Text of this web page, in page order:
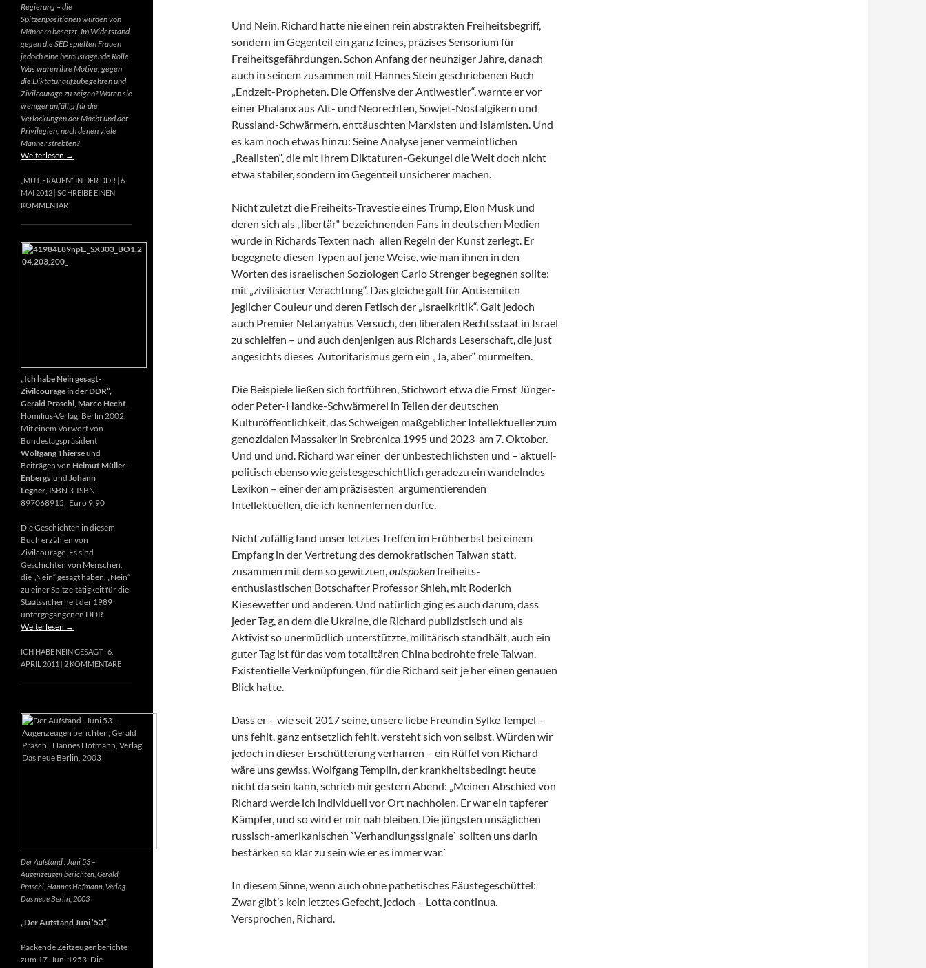
Und Nein, Richard hatte nie einen rein abstrakten Freiheitsbegriff,
sondern im Gegenteil ein ganz feines, präzises Sensorium für
Freiheitsgefährdungen. Schon Anfang der neunziger Jahre, danach
auch in seinem zusammen mit Hannes Stein geschriebenen Buch
„Endzeit-Propheten. Die Offensive der Antiwestler“, warnte er vor
einer Phalanx aus Alt- und Neorechten, Sowjet-Nostalgikern und
Russland-Schwärmern, enttäuschten Marxisten und Islamisten. Und
es kam noch etwas hinzu: Seine Analyse jener vermeintlichen
„Realisten“, die mit Ihrem Diktaturen-Gekungel die Welt doch nicht
etwa stabiler, sondern im Gegenteil unsicherer machen.
Nicht zuletzt die Freiheits-Travestie eines Trump, Elon Musk und
deren sich als „libertär“ bezeichnenden Fans in deutschen Medien
wurde in Richards Texten nach allen Regeln der Kunst zerlegt. Er
begegnete diesen Typen auf jene Weise, wie man ihnen in den
Worten des israelischen Soziologen Carlo Strenger begegnen sollte:
mit „zivilisierter Verachtung“. Das gleiche galt für Antisemiten
jeglicher Couleur und deren Fetisch der „Israelkritik“. Galt jedoch
auch Premier Netanyahus Versuch, den liberalen Rechtsstaat in Israel
zu schleifen – und auch denjenigen aus Richards Leserschaft, die just
angesichts dieses Autoritarismus gern ein „Ja, aber“ murmelten.
Die Beispiele ließen sich fortführen, Stichwort etwa die Ernst Jünger-
oder Peter-Handke-Schwärmerei in Teilen der deutschen
Kulturöffentlichkeit, das Schweigen maßgeblicher Intellektueller zum
genozidalen Massaker in Srebrenica 1995 und 2023 am 7. Oktober.
Und und und. Richard war einer der unbestechlichsten und – aktuell-
politisch ebenso wie geistesgeschichtlich geradezu ein wandelndes
Lexikon – einer der am präzisesten argumentierenden
Intellektuellen, die ich kennenlernen durfte.
Nicht zufällig fand unser letztes Treffen im Frühherbst bei einem
Empfang in der Vertretung des demokratischen Taiwan statt,
zusammen mit dem so gewitzten, outspokenfreiheits-
enthusiastischen Botschafter Professor Shieh, mit Roderich
Kiesewetter und anderen. Und natürlich ging es auch darum, dass
jeder Tag, an dem die Ukraine, die Richard publizistisch und als
Aktivist so unermüdlich unterstützte, militärisch standhält, auch ein
guter Tag ist für das vom totalitären China bedrohte freie Taiwan.
Existentielle Verknüpfungen, für die Richard seit je her einen genauen
Blick hatte.
Dass er – wie seit 2017 seine, unsere liebe Freundin Sylke Tempel –
uns fehlt, ganz entsetzlich fehlt, versteht sich von selbst. Würden wir
jedoch in dieser Erschütterung verharren – ein Rüffel von Richard
wäre uns gewiss. Wolfgang Templin, der krankheitsbedingt heute
nicht da sein kann, schrieb mir gestern Abend: „Meinen Abschied von
Richard werde ich individuell vor Ort nachholen. Er war ein tapferer
Kämpfer, und so wird er mir nah bleiben. Die jüngsten unsäglichen
russisch-amerikanischen `Verhandlungssignale` sollten uns darin
bestärken so klar zu sein wie er es immer war.´
In diesem Sinne, wenn auch ohne pathetisches Fäustegeschüttel:
Zwar gibt’s kein letztes Gefecht, jedoch – Lotta continua.
Versprochen, Richard.
Regierung – die
Spitzenpositionen wurden von
Männern besetzt. Im Widerstand
gegen die SED spielten Frauen
jedoch eine herausragende Rolle.
Was waren ihre Motive, gegen
die Diktatur aufzubegehren und
Zivilcourage zu zeigen? Waren sie
weniger anfällig für die
Verlockungen der Macht und der
Privilegien, nach denen viele
Männer strebten?
Weiterlesen →
„MUT-FRAUEN“ IN DER DDR 6.
MAI 2012 SCHREIBE EINEN
KOMMENTAR
„Ich habe Nein gesagt-
Zivilcourage in der DDR“,
Gerald Praschl, Marco Hecht,
Homilius-Verlag, Berlin 2002.
Mit einem Vorwort von
Bundestagspräsident
Wolfgang Thierseund
Beiträgen von Helmut Müller-
Enbergs und Johann
Legner , ISBN 3-ISBN
897068915, Euro 9,90
Die Geschichten in diesem
Buch erzählen von
Zivilcourage. Es sind
Geschichten von Menschen,
die „Nein“ gesagt haben. „Nein“
zu einer Spitzeltätigkeit für die
Staatssicherheit der 1989
untergegangenen DDR.
Weiterlesen →
ICH HABE NEIN GESAGT 6.
APRIL 2011
2 KOMMENTARE
Der Aufstand . Juni 53 –
Augenzeugen berichten, Gerald
Praschl, Hannes Hofmann, Verlag
Das neue Berlin, 2003
„Der Aufstand Juni ’53“.
Packende Zeitzeugenberichte
zum 17. Juni 1953: Die